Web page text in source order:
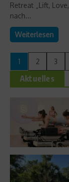
Retreat „Lift,
nach...
Weiterlesen
1 2 3
Aktuelles